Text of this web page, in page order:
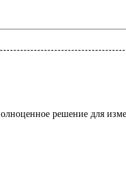
решение для